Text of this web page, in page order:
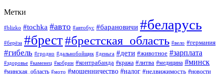
Метки
#blizko #tochka #авто #автобус #барановичи #беларусь
#берёза #брест#брестская_область #вело #германия
#гибель #гродно #дальнобойщик #деньга #дети #животное #зарплата
#здоровье #каменец #кобрин #контрабанда #кража #литва #медицина #минск
#минская_область #мото #мошенничество #налог #недвижимость #новости